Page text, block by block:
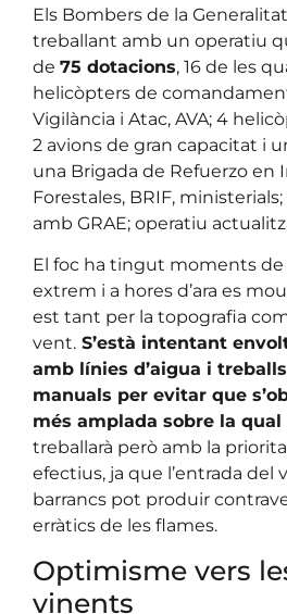
Els Bombers de la
treballant amb un operatiu
de 75 dotacions, 16 de les
helicòpters de
Vigilància i Atac, AVA; 4
2 avions de gran capacitat i
una Brigada de Refuerzo en
Forestales, BRIF,
amb GRAE; operatiu
El foc ha tingut moments
extrem i a hores d’ara es
est tant per la topografia
vent. S’està intentant
amb línies d’aigua i
manuals per evitar que
més amplada sobre la
treballarà però amb la
efectius, ja que l’entrada del
barrancs pot produir
erràtics de les flames.
Optimisme vers
vinents